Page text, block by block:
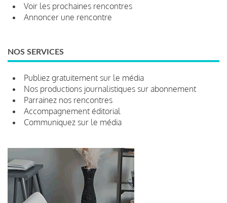
Voir les prochaines rencontres
Annoncer une rencontre
NOS SERVICES
Publiez gratuitement sur le média
Nos productions journalistiques sur abonnement
Parrainez nos rencontres
Accompagnement éditorial
Communiquez sur le média